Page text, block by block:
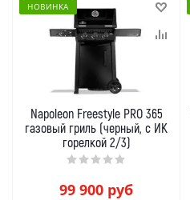
НОВИНКА
Napoleon Freestyle PRO 365
газовый гриль (черный, с ИК
горелкой 2/3)
99 900 руб